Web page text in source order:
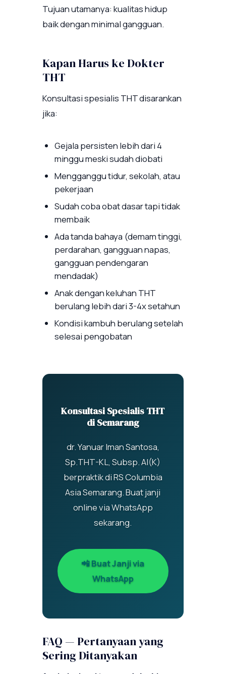
Tujuan utamanya: kualitas hidup
baik dengan minimal gangguan.
Kapan Harus ke Dokter
THT
Konsultasi spesialis THT disarankan
jika:
Gejala persisten lebih dari 4
minggu meski sudah diobati
Mengganggu tidur, sekolah, atau
pekerjaan
Sudah coba obat dasar tapi tidak
membaik
Ada tanda bahaya (demam tinggi,
perdarahan, gangguan napas,
gangguan pendengaran
mendadak)
Anak dengan keluhan THT
berulang lebih dari 3-4x setahun
Kondisi kambuh berulang setelah
selesai pengobatan
Konsultasi Spesialis THT
di Semarang
dr. Yanuar Iman Santosa,
Sp.THT-KL, Subsp. AI(K)
berpraktik di RS Columbia
Asia Semarang. Buat janji
online via WhatsApp
sekarang.
📲 Buat Janji via
WhatsApp
FAQ — Pertanyaan yang
Sering Ditanyakan